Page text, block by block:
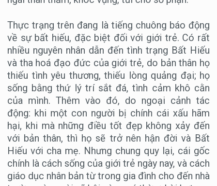
Thực trạng trên đang là tiếng chuông báo động
về sự bất hiếu, đặc biệt đối với giới trẻ. Có rất
nhiều nguyên nhân dẫn đến tình trạng Bất Hiếu
và tha hoá đạo đức của giới trẻ, do bản thân họ
thiếu tình yêu thương, thiếu lòng quảng đại; họ
sống bằng thứ lý trí sắt đá, tình cảm khô cằn
của mình. Thêm vào đó, do ngoại cảnh tác
động: khi một con người bị chính cái xấu hãm
hại, khi mà những điều tốt đẹp không xảy đến
với bản thân, thì họ sẽ trở nên hận đời và Bất
Hiếu với cha mẹ. Nhưng chung quy lại, cái gốc
chính là cách sống của giới trẻ ngày nay, và cách
giáo dục nhân bản từ trong gia đình cho đến nhà